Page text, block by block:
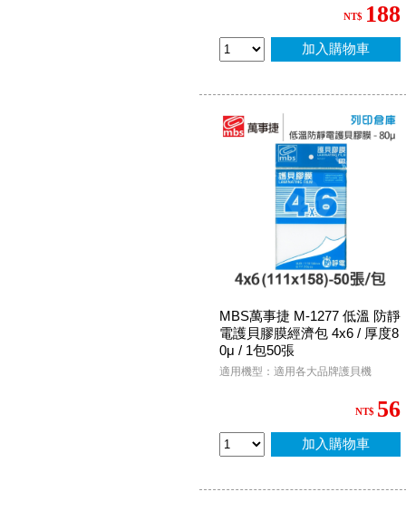
NT$ 188
加入購物車
MBS萬事捷 M-1277 低溫 防靜
電護貝膠膜經濟包 4x6 / 厚度8
0μ / 1包50張
適用機型：適用各大品牌護貝機
NT$ 56
加入購物車